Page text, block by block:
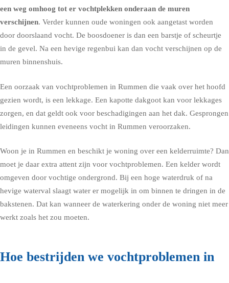
een weg omhoog tot er vochtplekken onderaan de muren
verschijnen. Verder kunnen oude woningen ook aangetast worden
door doorslaand vocht. De boosdoener is dan een barstje of scheurtje
in de gevel. Na een hevige regenbui kan dan vocht verschijnen op de
muren binnenshuis.
Een oorzaak van vochtproblemen in Rummen die vaak over het hoofd
gezien wordt, is een lekkage. Een kapotte dakgoot kan voor lekkages
zorgen, en dat geldt ook voor beschadigingen aan het dak. Gesprongen
leidingen kunnen eveneens vocht in Rummen veroorzaken.
Woon je in Rummen en beschikt je woning over een kelderruimte? Dan
moet je daar extra attent zijn voor vochtproblemen. Een kelder wordt
omgeven door vochtige ondergrond. Bij een hoge waterdruk of na
hevige waterval slaagt water er mogelijk in om binnen te dringen in de
bakstenen. Dat kan wanneer de waterkering onder de woning niet meer
werkt zoals het zou moeten.
Hoe bestrijden we vochtproblemen in